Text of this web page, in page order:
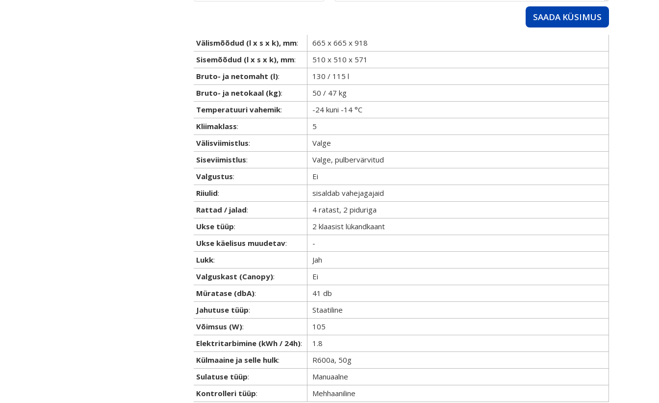
SAADA KÜSIMUS
Välismõõdud (l x s x k), mm:
665 x 665 x 918
Sisemõõdud (l x s x k), mm:
510 x 510 x 571
Bruto- ja netomaht (l):
130 / 115 l
Bruto- ja netokaal (kg):
50 / 47 kg
Temperatuuri vahemik:
-24 kuni -14 °C
Kliimaklass:
5
Välisviimistlus:
Valge
Siseviimistlus:
Valge, pulbervärvitud
Valgustus:
Ei
Riiulid:
sisaldab vahejagajaid
Rattad / jalad:
4 ratast, 2 piduriga
Ukse tüüp:
2 klaasist lükandkaant
Ukse käelisus muudetav:
-
Lukk:
Jah
Valguskast (Canopy):
Ei
Müratase (dbA):
41 db
Jahutuse tüüp:
Staatiline
Võimsus (W):
105
Elektritarbimine (kWh / 24h):
1.8
Külmaaine ja selle hulk:
R600a, 50g
Sulatuse tüüp:
Manuaalne
Kontrolleri tüüp: Mehhaaniline